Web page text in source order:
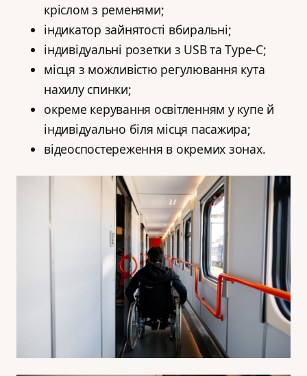
кріслом з ременями;
індикатор зайнятості вбиральні;
індивідуальні розетки з USB та Type-C;
місця з можливістю регулювання кута
нахилу спинки;
окреме керування освітленням у купе й
індивідуально біля місця пасажира;
відеоспостереження в окремих зонах.